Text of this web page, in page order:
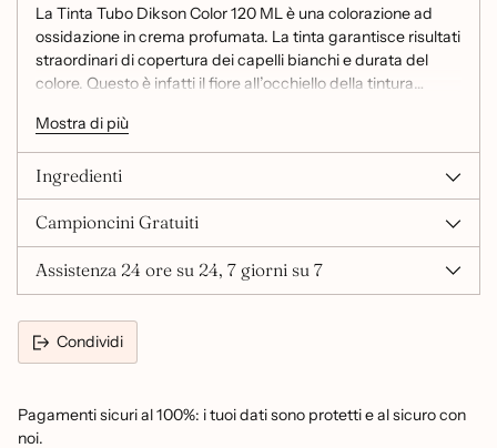
La Tinta Tubo Dikson Color 120 ML è una colorazione ad
ossidazione in crema profumata. La tinta garantisce risultati
straordinari di copertura dei capelli bianchi e durata del
colore. Questo è infatti il fiore all’occhiello della tintura
Tre sono gli elementi novità su cui si focalizza Dikson Color,
ciascuno di eccezionale valenza nel suo ambito:
CELLULE STAMINALI VEGETALI: Queste sono il “cuore”
vitale delle piante ed una fonte preziosa di principi attivi
naturali. Sono infatti in grado di creare significativi processi
di rigenerazione esercitando un’efficace azione stimolante,
un vero e proprio elisir di giovinezza per i capelli.
ACIDO IALURONICO: L’acido ha uno spiccato potere
idratante, essendo in grado di inglobare un elevato numero
idrico dei capelli naturali.
OLIO DI CANAPA: L’olio rivitalizza e conferisce ai capelli
Mostra di più
Ingredienti
Campioncini Gratuiti
Assistenza 24 ore su 24, 7 giorni su 7
Condividi
Pagamenti sicuri al 100%: i tuoi dati sono protetti e al sicuro con
noi.